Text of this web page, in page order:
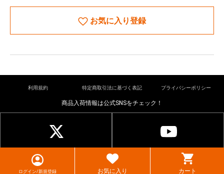
ログイン/新規登録 お気に入り カート
お気に入り登録
利用規約 特定商取引法に基づく表記 プライバシーポリシー
© cardkingdom. All rights reserved.
商品入荷情報は公式SNSをチェック！